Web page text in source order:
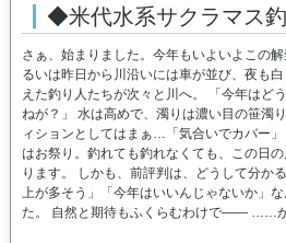
◆米代水系サクラマス
さぁ、始まりました。今年もいよいよこの
るいは昨日から川沿いには車が並び、夜も
えた釣り人たちが次々と川へ。 「今年はど
ねが？」 水は高めで、濁りは濃い目の笹濁
ィションとしてはまぁ…「気合いでカバー
はお祭り。釣れても釣れなくても、この日
ります。 しかも、前評判は、どうして分か
上が多そう」「今年はいいんじゃないか」
た。 自然と期待もふくらむわけで―― ……が